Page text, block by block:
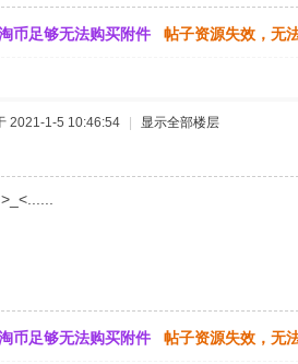
币足够无法购买附件 帖子资源失效，无
2021-1-5 10:46:54 显示全部楼层
币足够无法购买附件 帖子资源失效，无